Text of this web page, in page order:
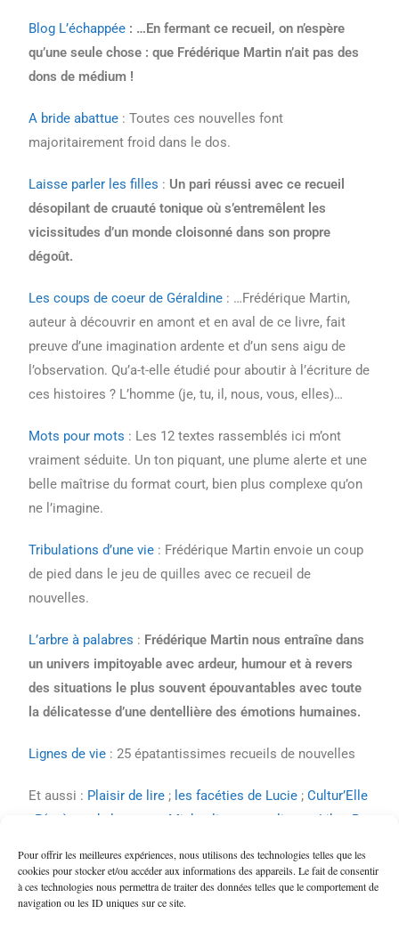
Pour offrir les meilleures expériences, nous utilisons des technologies telles que les
cookies pour stocker et/ou accéder aux informations des appareils. Le fait de consentir
à ces technologies nous permettra de traiter des données telles que le comportement de
navigation ou les ID uniques sur ce site.
Blog L’échappée : …En fermant ce recueil, on n’espère
qu’une seule chose : que Frédérique Martin n’ait pas des
dons de médium !
A bride abattue : Toutes ces nouvelles font
majoritairement froid dans le dos.
Laisse parler les filles : Un pari réussi avec ce recueil
désopilant de cruauté tonique où s’entremêlent les
vicissitudes d’un monde cloisonné dans son propre
dégoût.
Les coups de coeur de Géraldine : …Frédérique Martin,
auteur à découvrir en amont et en aval de ce livre, fait
preuve d’une imagination ardente et d’un sens aigu de
l’observation. Qu’a-t-elle étudié pour aboutir à l’écriture de
ces histoires ? L’homme (je, tu, il, nous, vous, elles)…
Mots pour mots : Les 12 textes rassemblés ici m’ont
vraiment séduite. Un ton piquant, une plume alerte et une
belle maîtrise du format court, bien plus complexe qu’on
ne l’imagine.
Tribulations d’une vie : Frédérique Martin envoie un coup
de pied dans le jeu de quilles avec ce recueil de
nouvelles.
L’arbre à palabres : Frédérique Martin nous entraîne dans
un univers impitoyable avec ardeur, humour et à revers
des situations le plus souvent épouvantables avec toute
la délicatesse d’une dentellière des émotions humaines.
Lignes de vie : 25 épatantissimes recueils de nouvelles
Et aussi : Plaisir de lire ; les facéties de Lucie ;Cultur’Elle
P(art)age de lectures Mickaeline et ses livres
Libre-R
Aux bouquins garnis;Emma et son petit monde;